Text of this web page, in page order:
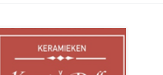
mede dat het project De Keramieken
Kaart van Delft nu gesteund wordt
door Stichting Samen Delft. Stichting